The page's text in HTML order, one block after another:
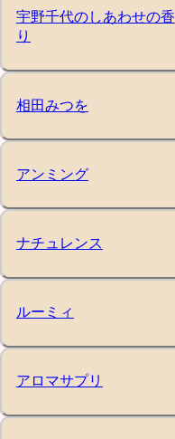
宇野千代のしあわせの香
り
相田みつを
アンミング
ナチュレンス
ルーミィ
アロマサプリ